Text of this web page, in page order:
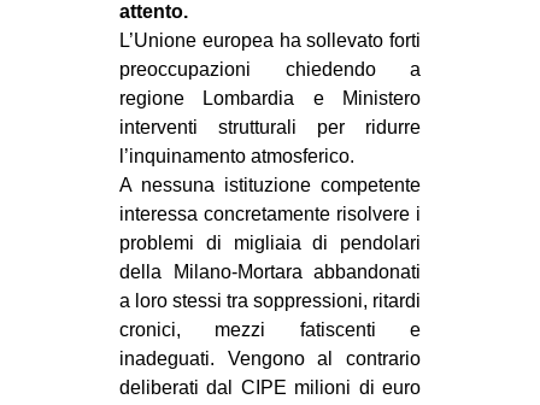
attento.
L’Unione europea ha sollevato forti
preoccupazioni chiedendo a
regione Lombardia e Ministero
interventi strutturali per ridurre
l’inquinamento atmosferico.
A nessuna istituzione competente
interessa concretamente risolvere i
problemi di migliaia di pendolari
della Milano-Mortara abbandonati
a loro stessi tra soppressioni, ritardi
cronici, mezzi fatiscenti e
inadeguati. Vengono al contrario
deliberati dal CIPE milioni di euro